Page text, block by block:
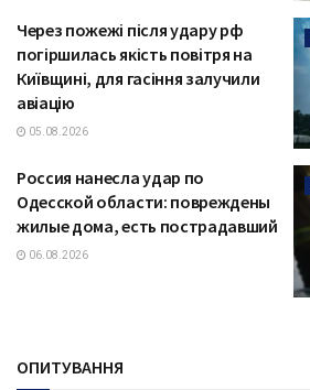
Через пожежі після удару рф
погіршилась якість повітря на
Київщині, для гасіння залучили
авіацію
05.08.2026
Россия нанесла удар по
Одесской области: повреждены
жилые дома, есть пострадавший
06.08.2026
ОПИТУВАННЯ